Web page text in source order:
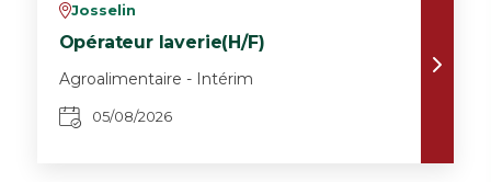
vJosselin
Opérateur laverie(H/F)
Agroalimentaire - Intérim
05/08/2026